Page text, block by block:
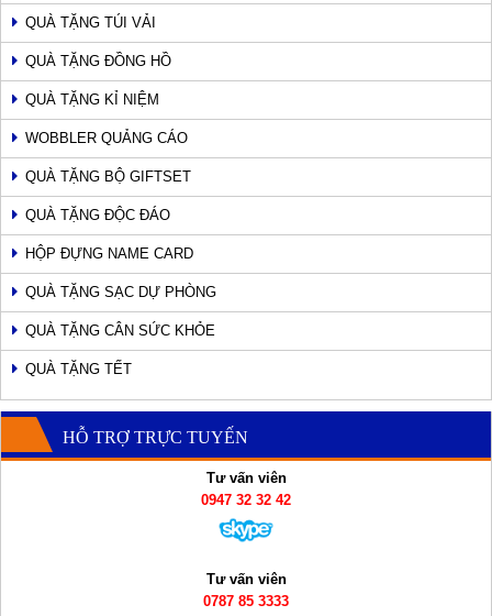
QUÀ TẶNG TÚI VẢI
QUÀ TẶNG ĐỒNG HỒ
QUÀ TẶNG KỈ NIỆM
WOBBLER QUẢNG CÁO
QUÀ TẶNG BỘ GIFTSET
QUÀ TẶNG ĐỘC ĐÁO
HỘP ĐỰNG NAME CARD
QUÀ TẶNG SẠC DỰ PHÒNG
QUÀ TẶNG CÂN SỨC KHỎE
QUÀ TẶNG TẾT
HỖ TRỢ TRỰC TUYẾN
Tư vấn viên
0947 32 32 42
Tư vấn viên
0787 85 3333